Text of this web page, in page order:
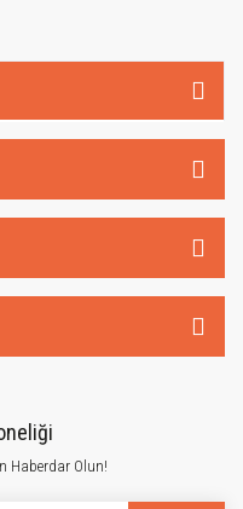
Haberdar Olun!